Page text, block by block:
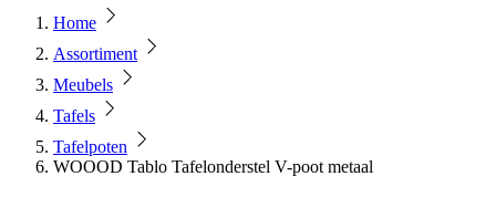
Home
Assortiment
Meubels
Tafels
Tafelpoten
WOOOD Tablo Tafelonderstel V-poot metaal